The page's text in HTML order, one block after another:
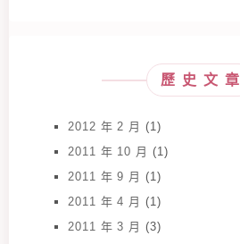
歷史文章
2012 年 2 月 (1)
2011 年 10 月 (1)
2011 年 9 月 (1)
2011 年 4 月 (1)
2011 年 3 月 (3)